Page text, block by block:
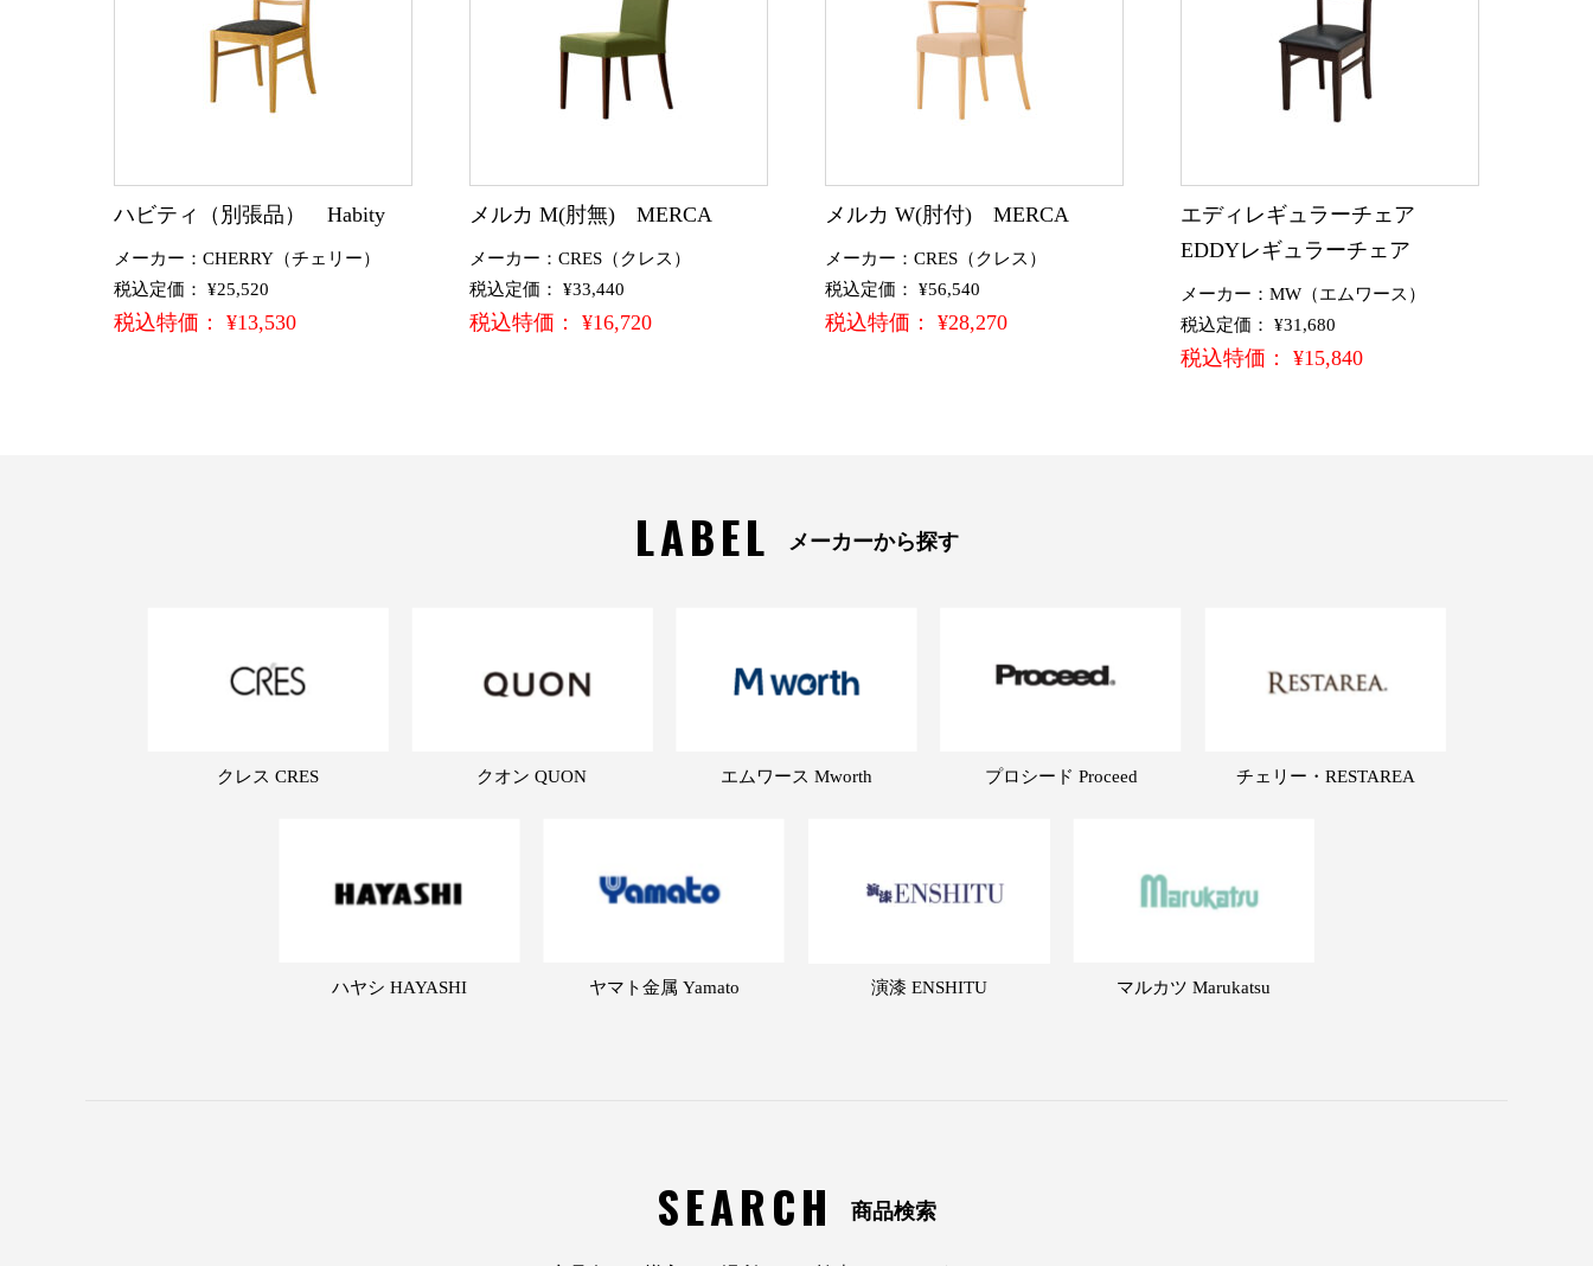
ハビティ（別張品） Habity
メーカー：CHERRY（チェリー）
税込定価： ¥25,520
税込特価： ¥13,530
メルカ M(肘無) MERCA
メーカー：CRES（クレス）
税込定価： ¥33,440
税込特価： ¥16,720
メルカ W(肘付) MERCA
メーカー：CRES（クレス）
税込定価： ¥56,540
税込特価： ¥28,270
エディレギュラーチェア
EDDYレギュラーチェア
メーカー：MW（エムワース）
税込定価： ¥31,680
税込特価： ¥15,840
LABEL メーカーから探す
クレス CRES クオン QUON エムワース Mworth プロシード Proceed チェリー・RESTAREA
ハヤシ HAYASHI ヤマト金属 Yamato 演漆 ENSHITU マルカツ Marukatsu
SEARCH 商品検索